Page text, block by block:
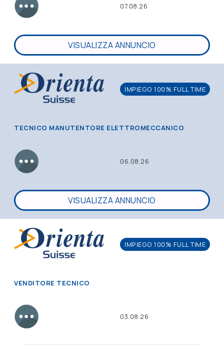
07.08.26
VISUALIZZA ANNUNCIO
IMPIEGO 100% FULL TIME
TECNICO MANUTENTORE ELETTROMECCANICO
06.08.26
VISUALIZZA ANNUNCIO
IMPIEGO 100% FULL TIME
VENDITORE TECNICO
03.08.26